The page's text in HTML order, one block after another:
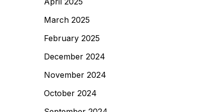
March 2025
February 2025
December 2024
November 2024
October 2024